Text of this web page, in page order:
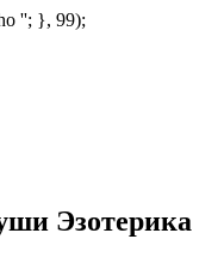
''; }, 99);
Эзотерика